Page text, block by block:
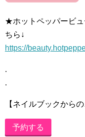
★ホットペッパービュ
ちら↓
https://
.
.
【ネイルブックから
予約する